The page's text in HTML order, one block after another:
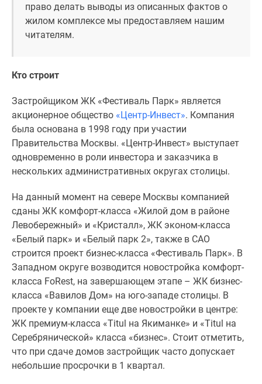
Семейная
ипотека
Банки
программы
Медиа
Новости
недвижимости
Мнение
эксперта
рынка
Покупателю
Экспертиза
новостроек
Эксперты
авторы
проекте
Контакты
Реклама
сайте
право делать выводы из описанных фактов о
жилом комплексе мы предоставляем нашим
читателям.
Кто строит
Застройщиком ЖК «Фестиваль Парк» является
акционерное общество «Центр-Инвест». Компания
была основана в 1998 году при участии
Правительства Москвы. «Центр-Инвест» выступает
одновременно в роли инвестора и заказчика в
нескольких административных округах столицы.
На данный момент на севере Москвы компанией
сданы ЖК комфорт-класса «Жилой дом в районе
Левобережный» и «Кристалл», ЖК эконом-класса
«Белый парк» и «Белый парк 2», также в САО
строится проект бизнес-класса «Фестиваль Парк». В
Западном округе возводится новостройка комфорт-
класса FoRest, на завершающем этапе – ЖК бизнес-
класса «Вавилов Дом» на юго-западе столицы. В
проекте у компании еще две новостройки в центре:
ЖК премиум-класса «Titul на Якиманке» и «Titul на
Серебрянической» класса «бизнес». Стоит отметить,
что при сдаче домов застройщик часто допускает
небольшие просрочки в 1 квартал.